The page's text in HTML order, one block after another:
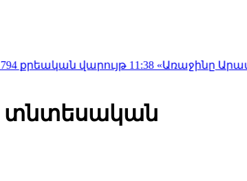
վարույթ11:38«Առաջինը Արամն էր.. էս
տնտեսական